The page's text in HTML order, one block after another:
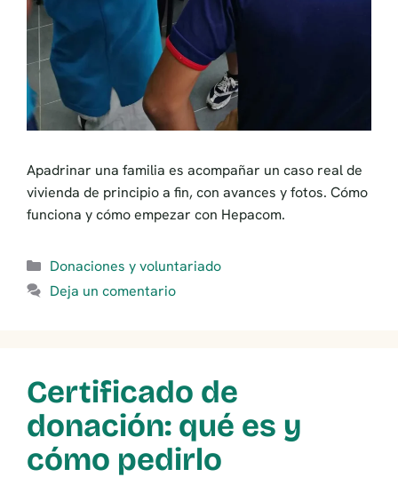
Apadrinar una familia es acompañar un caso real de
vivienda de principio a fin, con avances y fotos. Cómo
funciona y cómo empezar con Hepacom.
Categorías
Donaciones y voluntariado
Deja un comentario
Certificado de
donación: qué es y
cómo pedirlo